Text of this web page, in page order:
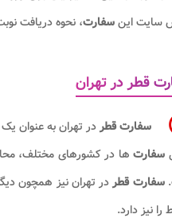
سایت اینسفارت، نحوه دریافت
قطر در تهران
سفارت قطردر تهران به عنوان یک
سفارت ها در کشورهای مختلف،
سفارت قطردر تهران نیز همچون
را نیز دارد.